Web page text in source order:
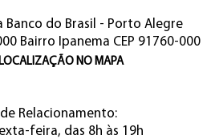
Banco do Brasil - Porto Alegre
Bairro Ipanema CEP 91760-000
NO MAPA
Relacionamento:
feira, das 8h às 19h